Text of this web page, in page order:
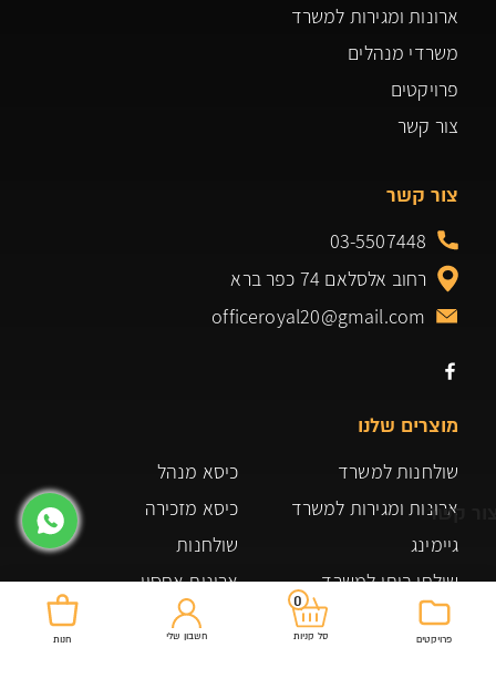
קשר
ארונות ומגירות למשרד
משרדי מנהלים
פרויקטים
צור קשר
מוצרים שלנו
שולחנות למשרד
ארונות ומגירות למשרד
גיימינג
שולחן ביתי למשרד
ארונות אחסון ומדפים
כיסא מנהל
כיסא מזכירה
שולחנות
ארונות אחסון
משרדים
צור קשר
03-5507448
רחוב אלסלאם 74 כפר ברא
officeroyal20@gmail.com
פרויקטים
0
סל קניות חשבון שלי חנות